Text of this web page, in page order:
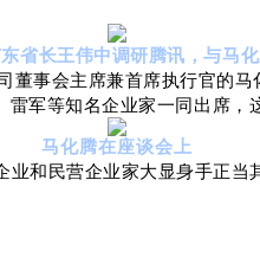
省长王伟中调研腾讯，与马
董事会主席兼首席执行官的马
雷军等知名企业家一同出席，
马化腾在座谈会上
业和民营企业家大显身手正当